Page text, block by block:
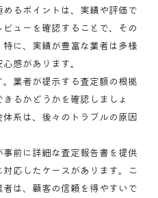
るポイントは、実績や評価で
ューを確認することで、その
に、実績が豊富な業者は多様
感があります。
業者が提示する査定額の根拠
るかどうかを確認しましょ
系は、後々のトラブルの原因
前に詳細な査定報告書を提供
応したケースがあります。こ
は、顧客の信頼を得やすいで